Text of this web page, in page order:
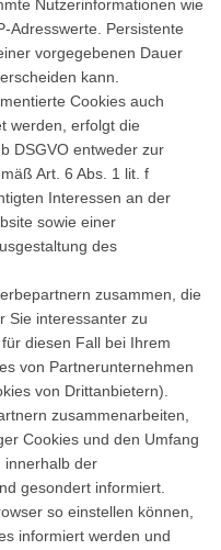
Nutzerinformationen wie
Adresswerte. Persistente
vorgegebenen Dauer
kann.
Cookies auch
werden, erfolgt die
DSGVO entweder zur
Art. 6 Abs. 1 lit. f
Interessen an der
sowie einer
des
zusammen, die
Sie interessanter zu
diesen Fall bei Ihrem
von Partnerunternehmen
von Drittanbietern).
zusammenarbeiten,
Cookies und den Umfang
innerhalb der
gesondert informiert.
so einstellen können,
informiert werden und